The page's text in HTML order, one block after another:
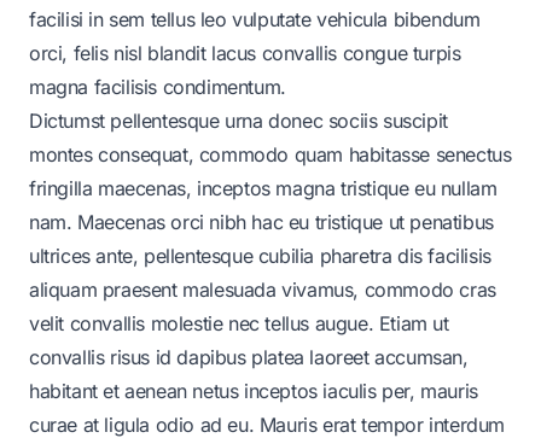
facilisi in sem tellus leo vulputate vehicula bibendum
orci, felis nisl blandit lacus convallis congue turpis
magna facilisis condimentum.
Dictumst pellentesque urna donec sociis suscipit
montes consequat, commodo quam habitasse senectus
fringilla maecenas, inceptos magna tristique eu nullam
nam. Maecenas orci nibh hac eu tristique ut penatibus
ultrices ante, pellentesque cubilia pharetra dis facilisis
aliquam praesent malesuada vivamus, commodo cras
velit convallis molestie nec tellus augue. Etiam ut
convallis risus id dapibus platea laoreet accumsan,
habitant et aenean netus inceptos iaculis per, mauris
curae at ligula odio ad eu. Mauris erat tempor interdum